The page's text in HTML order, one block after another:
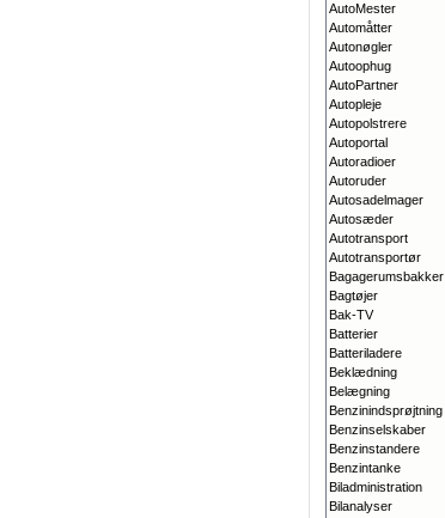
AutoMester
Automåtter
Autonøgler
Autoophug
AutoPartner
Autopleje
Autopolstrere
Autoportal
Autoradioer
Autoruder
Autosadelmager
Autosæder
Autotransport
Autotransportør
Bagagerumsbakker
Bagtøjer
Bak-TV
Batterier
Batteriladere
Beklædning
Belægning
Benzinindsprøjtning
Benzinselskaber
Benzinstandere
Benzintanke
Biladministration
Bilanalyser